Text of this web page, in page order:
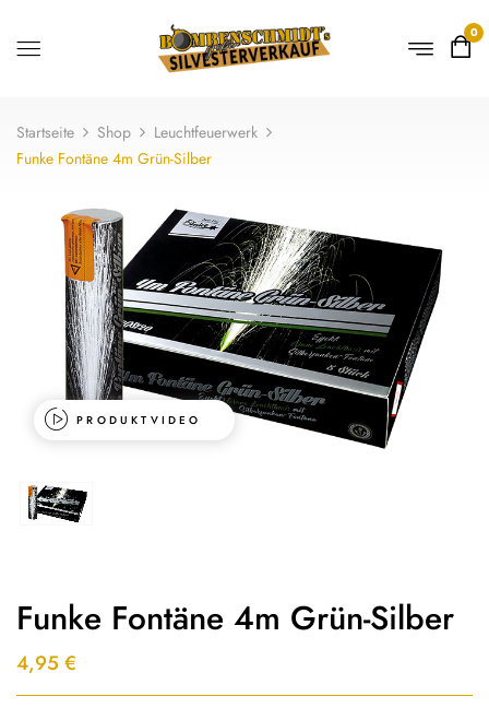
0
Startseite Shop
Leuchtfeuerwerk
Funke Fontäne 4m Grün-Silber
PRODUKTVIDEO
Funke Fontäne 4m Grün-Silber
4,95 €